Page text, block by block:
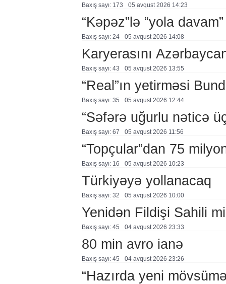
Baxış sayı: 173 05 avqust 2026 14:23
“Kəpəz”lə “yola
Baxış sayı: 24 05 avqust 2026 14:08
Karyerasını
Baxış sayı: 43 05 avqust 2026 13:55
“Real”ın yetirməsi
Baxış sayı: 35 05 avqust 2026 12:44
“Səfərə uğurlu nəticə
Baxış sayı: 67 05 avqust 2026 11:56
“Topçular”dan 75
Baxış sayı: 16 05 avqust 2026 10:23
Türkiyəyə yollanacaq
Baxış sayı: 32 05 avqust 2026 10:00
Yenidən Fildişi Sahili
Baxış sayı: 45 04 avqust 2026 23:33
80 min avro ianə
Baxış sayı: 45 04 avqust 2026 23:26
“Hazırda yeni